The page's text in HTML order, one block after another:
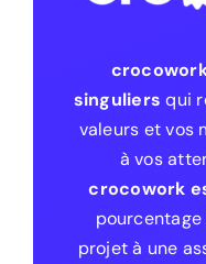
singuliers qui
valeurs et vos
à vos
crocowork
projet à une